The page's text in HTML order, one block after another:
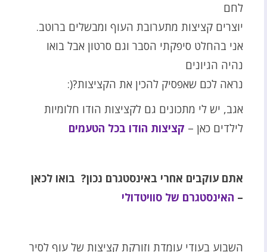
לחם
יוצרים קציצות מתערובת העוף ומבשלים ברוטב.
אני בהחלט סיפקתי הסבר וגם סרטון אבל בואו
נהיה הגיונים
נראה לכם שאפסיק להכין את הקציצות?(:
אגב, יש לי מתכונים גם לקציצות הודו חלומיות
לילדים כאן – קציצות הודו בכל הטעמים
אתם עוקבים אחרי באינסטגרם נכון? בואו לכאן
– האינסטגרם של סוויטדולי
השבוע בעודי עומדת וזורקת קציצות של עוף לסיר